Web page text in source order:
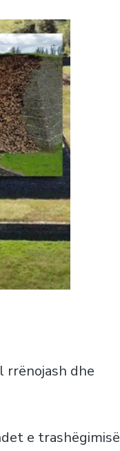
rrënojash dhe
e trashëgimisë